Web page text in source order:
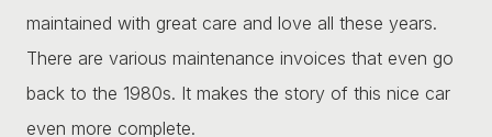
maintained with great care and love all these years.
There are various maintenance invoices that even go
back to the 1980s. It makes the story of this nice car
even more complete.